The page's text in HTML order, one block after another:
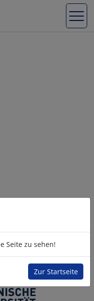
Seite zu sehen!
Zur Startseite